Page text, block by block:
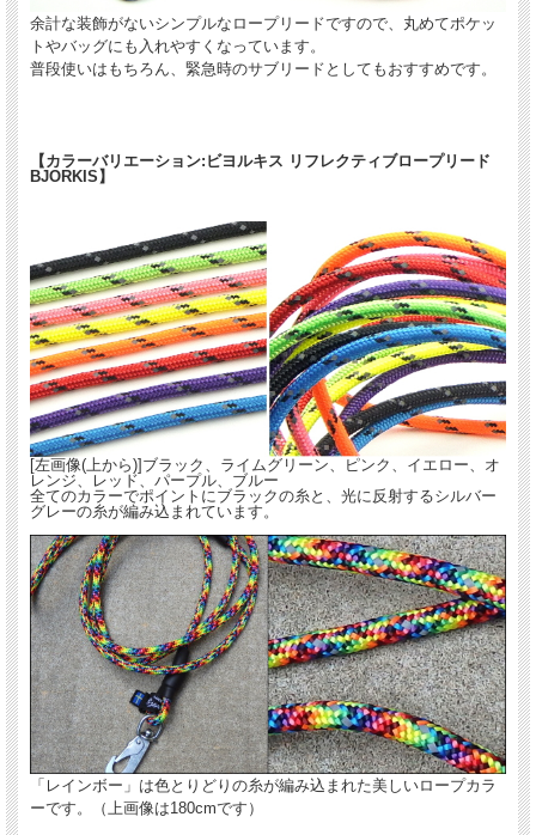
余計な装飾がないシンプルなロープリードですので、丸めてポケッ
トやバッグにも入れやすくなっています。
普段使いはもちろん、緊急時のサブリードとしてもおすすめです。
【カラーバリエーション:ビヨルキス リフレクティブロープリード
BJORKIS】
[左画像(上から)]ブラック、ライムグリーン、ピンク、イエロー、オ
レンジ、レッド、パープル、ブルー
全てのカラーでポイントにブラックの糸と、光に反射するシルバー
グレーの糸が編み込まれています。
「レインボー」は色とりどりの糸が編み込まれた美しいロープカラ
ーです。（上画像は180cmです）